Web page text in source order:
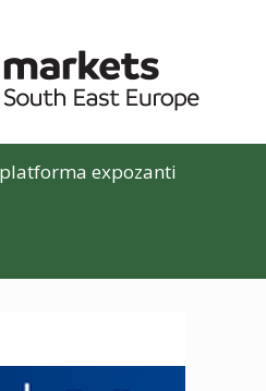
expozanti